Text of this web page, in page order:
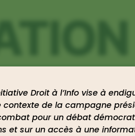
Droit à l’Info vise à
de la campagne
pour un débat
et sur un accès à une